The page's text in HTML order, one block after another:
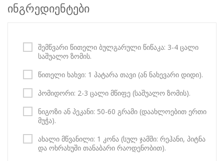
ინგრედიენტები
შემწვარი წითელი ბულგარული წიწაკა: 3-4 ცალი
საშუალო ზომის.
წითელი ხახვი: 1 პატარა თავი (ან ნახევარი დიდი).
პომიდორი: 2-3 ცალი მწიფე (საშუალო ზომის).
ნიგოზი ან პეკანი: 50-60 გრამი (დაახლოებით ერთი
მუჭა).
ახალი მწვანილი: 1 კონა (სულ ჯამში: რეჰანი, პიტნა
და ოხრახუში თანაბარი რაოდენობით).